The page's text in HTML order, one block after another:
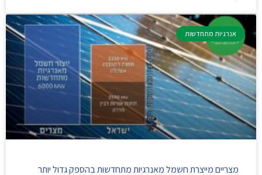
אנרגיות מתחדשות
מצריים מייצרת חשמל מאנרגיות מתחדשות בהספק גדול יותר